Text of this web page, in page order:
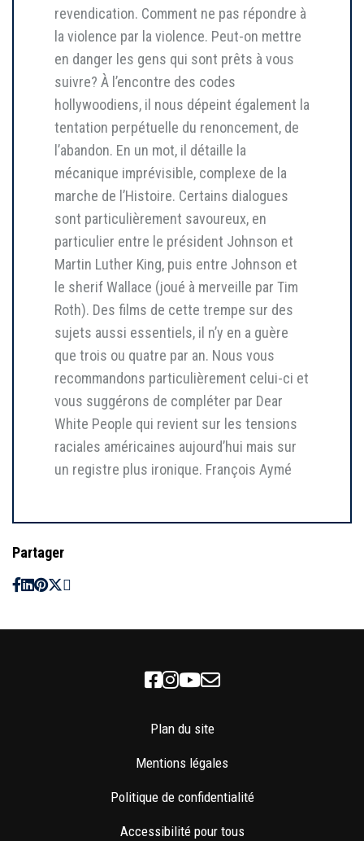
revendication. Comment ne pas répondre à
la violence par la violence. Peut-on mettre
en danger les gens qui sont prêts à vous
suivre? À l’encontre des codes
hollywoodiens, il nous dépeint également la
tentation perpétuelle du renoncement, de
l’abandon. En un mot, il détaille la
mécanique imprévisible, complexe de la
marche de l’Histoire. Certains dialogues
sont particulièrement savoureux, en
particulier entre le président Johnson et
Martin Luther King, puis entre Johnson et
le sherif Wallace (joué à merveille par Tim
Roth). Des films de cette trempe sur des
sujets aussi essentiels, il n’y en a guère
que trois ou quatre par an. Nous vous
recommandons particulièrement celui-ci et
vous suggérons de compléter par Dear
White People qui revient sur les tensions
raciales américaines aujourd’hui mais sur
un registre plus ironique. François Aymé
Partager
Facebook
Instagram
Youtube
Newsletter
Plan du site
Mentions légales
Politique de confidentialité
Accessibilité pour tous